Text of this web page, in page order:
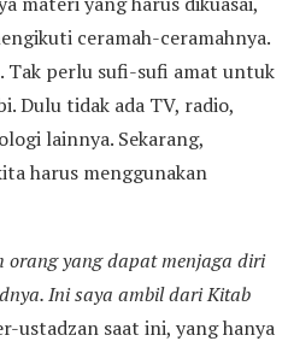
ceramah-ceramahnya.
Tak perlu sufi-sufi amat untuk
Dulu tidak ada TV, radio,
lainnya. Sekarang,
harus menggunakan
orang yang dapat menjaga diri
Ini saya ambil dari Kitab
ustadzan saat ini, yang hanya